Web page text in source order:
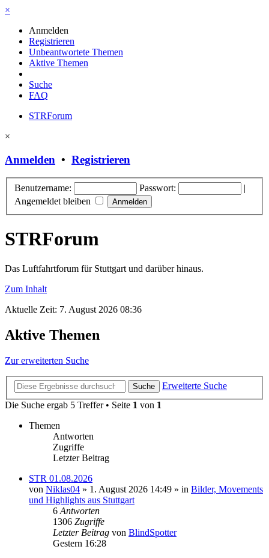
×
Anmelden
Registrieren
Unbeantwortete Themen
Aktive Themen
Suche
FAQ
STRForum
×
Anmelden • Registrieren
Benutzername: Passwort:
|
Angemeldet bleiben
STRForum
Das Luftfahrtforum für Stuttgart und darüber hinaus.
Zum Inhalt
Aktuelle Zeit: 7. August 2026 08:36
Aktive Themen
Zur erweiterten Suche
Suche
Erweiterte Suche
Die Suche ergab 5 Treffer • Seite 1 von 1
Themen
Antworten
Zugriffe
Letzter Beitrag
STR 01.08.2026
von Niklas04 » 1. August 2026 14:49 » in Bilder, Movements
und Highlights aus Stuttgart
6 Antworten
1306 Zugriffe
Letzter Beitrag von BlindSpotter
Gestern 16:28